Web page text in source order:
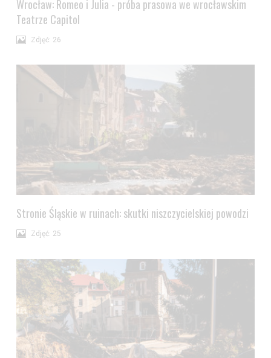
Wrocław: Romeo i Julia - próba prasowa we wrocławskim
Teatrze Capitol
Zdjęć: 26
Stronie Śląskie w ruinach: skutki niszczycielskiej powodzi
Zdjęć: 25